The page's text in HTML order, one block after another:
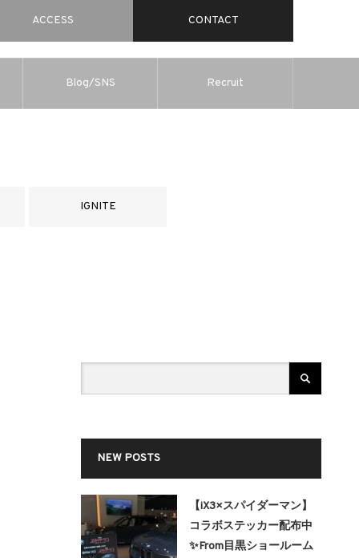
ACCESS CONTACT
Blog/SNS Recruit
IGNITE
NEW POSTS
【iX3×スパイダーマン】
コラボステッカー配布中
✨From目黒ショールーム